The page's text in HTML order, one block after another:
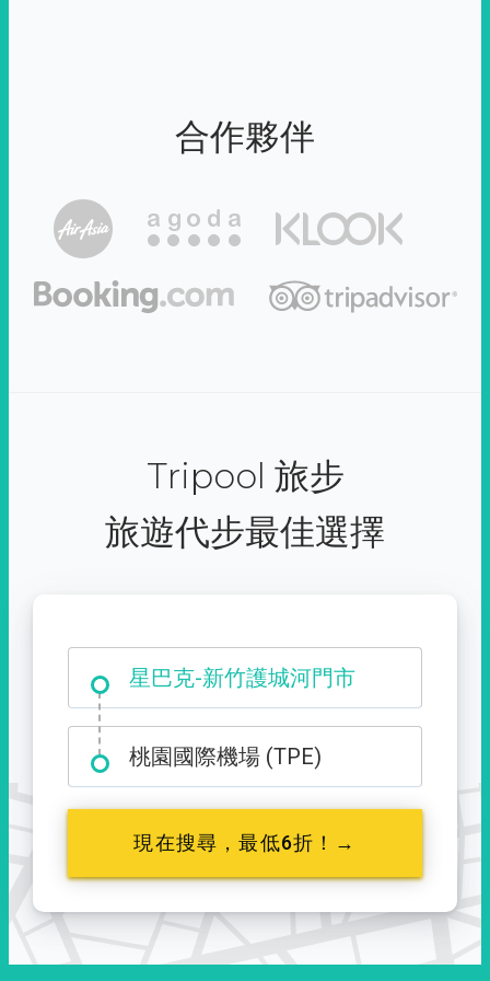
合作夥伴
Tripool 旅步
旅遊代步最佳選擇
星巴克-新竹護城河門市
大霸尖山登山口
桃園國際機場 (TPE)
現在搜尋，最低6折！→